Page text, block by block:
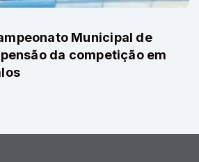
Municipal de
da competição em